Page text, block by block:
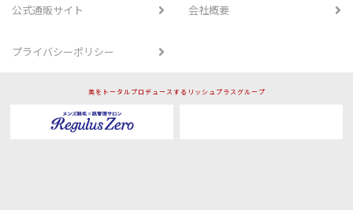
公式通販サイト 会社概要
プライバシーポリシー
美をトータルプロデュースするリッシュプラスグループ